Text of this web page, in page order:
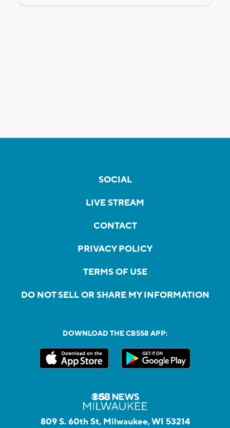
SOCIAL
LIVE STREAM
CONTACT
PRIVACY POLICY
TERMS OF USE
DO NOT SELL OR SHARE MY INFORMATION
DOWNLOAD THE CBS58 APP:
809 S. 60th St, Milwaukee, WI 53214